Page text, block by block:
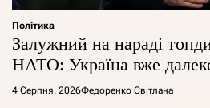
Політика
Залужний на нараді
НАТО: Україна вже
4 Серпня, 2026Федоренко Світлана